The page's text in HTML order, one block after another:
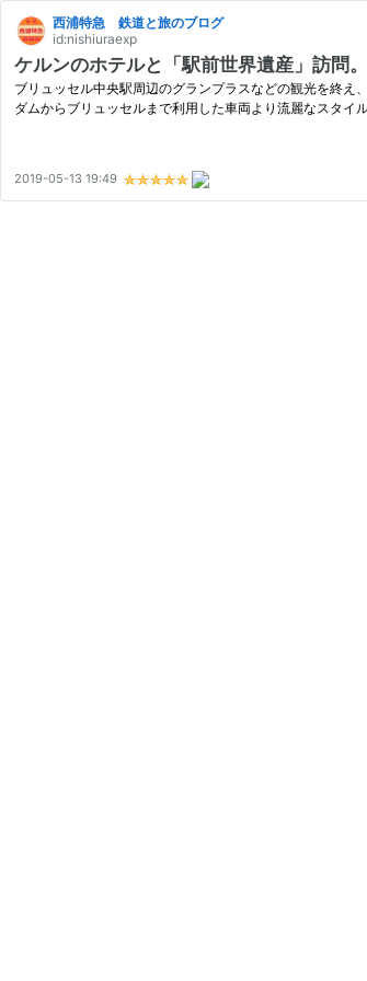
西浦特急 鉄道と旅のブログ
id:nishiuraexp
ケルンのホテルと「駅前世界遺産」訪問
ブリュッセル中央駅周辺のグランプラスなどの観光を終
ダムからブリュッセルまで利用した車両より流麗なスタ
2019-05-13 19:49